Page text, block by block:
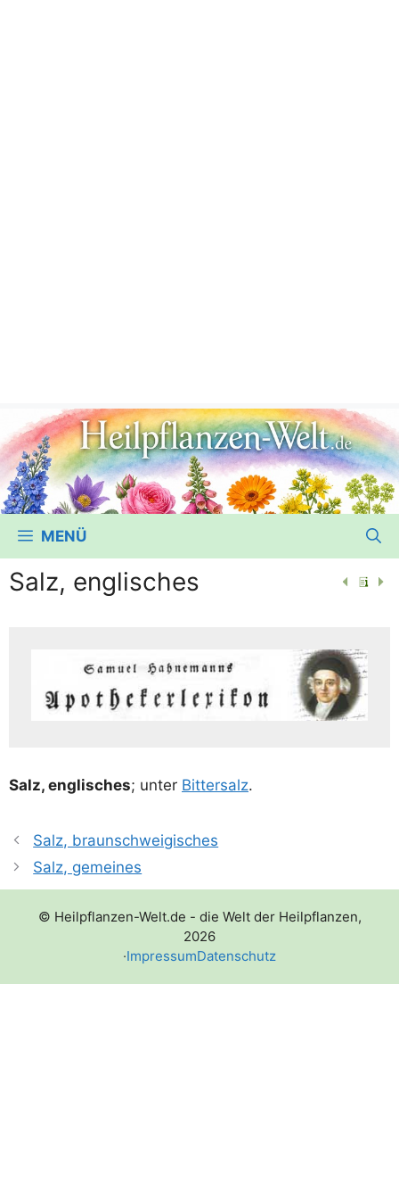
MENÜ
Salz, englisches
Salz, eng­li­sches; unter Bit­ter­salz.
Salz, braunschweigisches
Salz, gemeines
© Heilpflanzen-Welt.de - die Welt der Heilpflanzen,
2026
·ImpressumDatenschutz